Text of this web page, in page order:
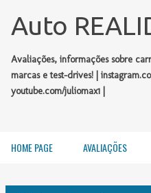
Pular para o
Auto
Avaliações, informações sobre
marcas e test-drives! |
youtube.com/juliomax1 |
HOME PAGE AVALIAÇÕES